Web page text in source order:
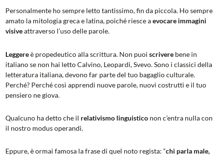
Personalmente ho sempre letto tantissimo, fin da piccola. Ho sempre
amato la mitologia greca e latina, poiché riesce aevocare immagini
visiveattraverso l’uso delle parole.
Leggereè propedeutico alla scrittura. Non puoi scrivere bene in
italiano se non hai letto Calvino, Leopardi, Svevo. Sono i classici della
letteratura italiana, devono far parte del tuo bagaglio culturale.
Perché? Perché così apprendi nuove parole, nuovi costrutti e il tuo
pensiero ne giova.
Qualcuno ha detto che il relativismo linguistico non c’entra nulla con
il nostro modus operandi.
Eppure, è ormai famosa la frase di quel noto regista: “chi parla male,